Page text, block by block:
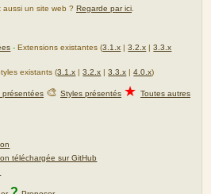
un site web ? Regarde par ici
-Extensions existantes (3.1.x |3.2.x |3.3.x
existants (3.1.x |3.2.x |3.3.x |4.0.x)
présentées 🎨 Styles présentés ★ Toutes autres
téléchargée sur GitHub